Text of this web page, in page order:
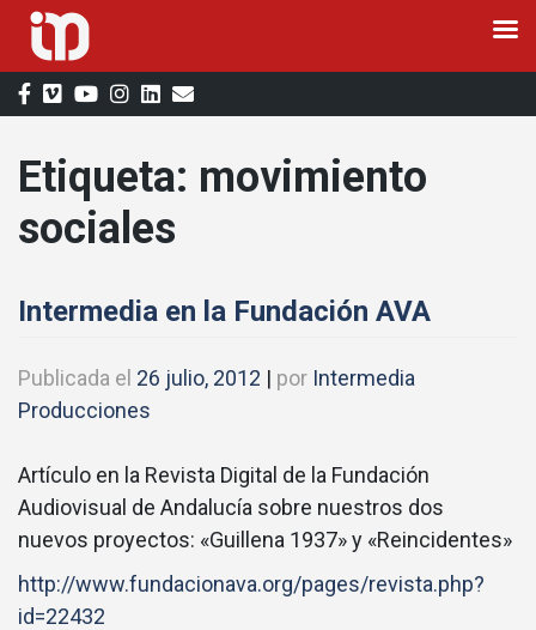
Saltar
al
Etiqueta: movimiento
sociales
Intermedia en la Fundación AVA
Publicada el 26 julio, 2012 | por Intermedia
Producciones
Artículo en la Revista Digital de la Fundación
Audiovisual de Andalucía sobre nuestros dos
nuevos proyectos: «Guillena 1937» y «Reincidentes»
http://www.fundacionava.org/pages/revista.php?
id=22432